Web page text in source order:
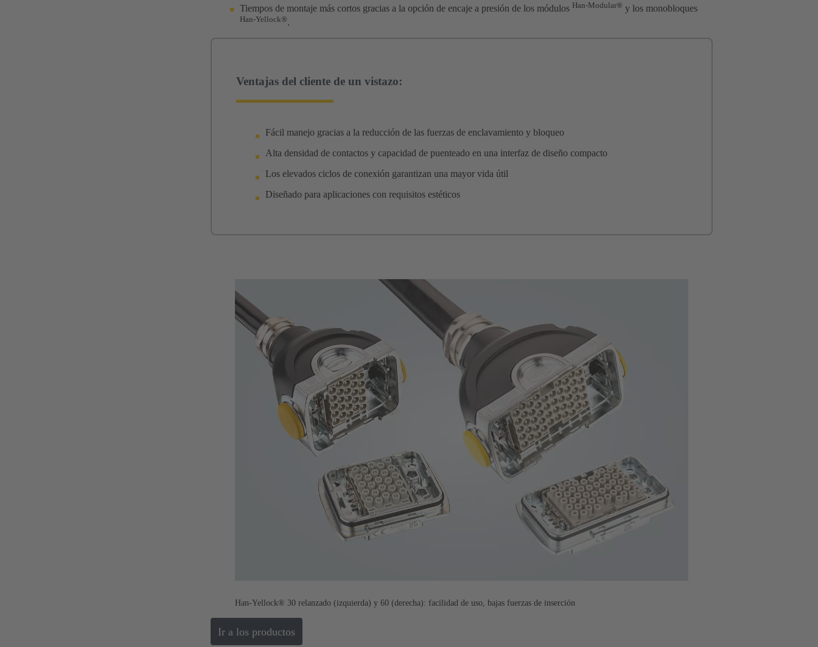
Tiempos de montaje más cortos gracias a la opción de encaje a presión de los módulos Han-Modular® y los monobloques
Han-Yellock®.
Ventajas del cliente de un vistazo:
Fácil manejo gracias a la reducción de las fuerzas de enclavamiento y bloqueo
Alta densidad de contactos y capacidad de puenteado en una interfaz de diseño compacto
Los elevados ciclos de conexión garantizan una mayor vida útil
Diseñado para aplicaciones con requisitos estéticos
Han-Yellock® 30 relanzado (izquierda) y 60 (derecha): facilidad de uso, bajas fuerzas de inserción
Ir a los productos